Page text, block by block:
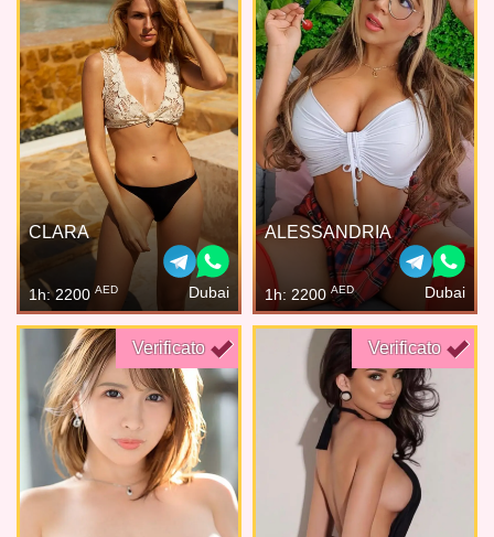
CLARA
1h: 2200 AED Dubai
ALESSANDRIA
1h: 2200 AED Dubai
Verificato Verificato